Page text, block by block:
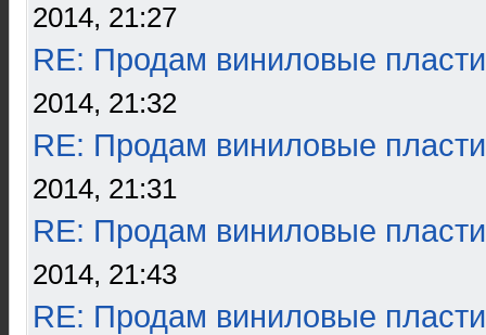
2014, 21:27
RE: Продам виниловые
2014, 21:32
RE: Продам виниловые
2014, 21:31
RE: Продам виниловые
2014, 21:43
RE: Продам виниловые